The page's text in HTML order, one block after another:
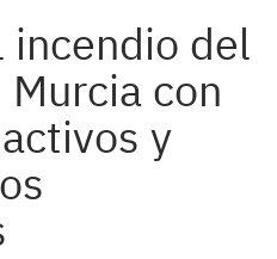
incendio del
Murcia con
y